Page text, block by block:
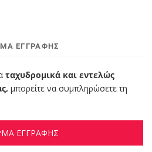
ΕΓΓΡΑΦΉΣ
ταχυδρομικά και εντελώς
μπορείτε να συμπληρώσετε τη
ΕΓΓΡΑΦΗΣ